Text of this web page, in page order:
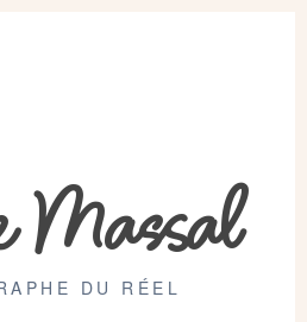
Massal
DU RÉEL